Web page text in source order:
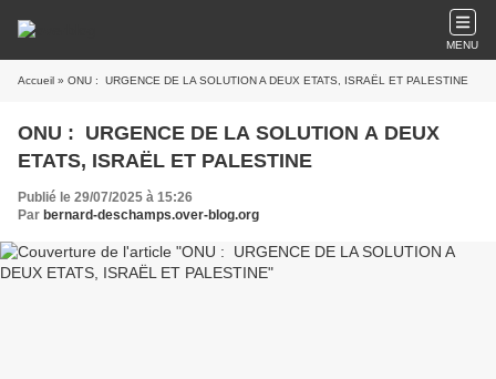
MENU
Accueil » ONU : URGENCE DE LA SOLUTION A DEUX ETATS, ISRAËL ET PALESTINE
ONU : URGENCE DE LA SOLUTION A DEUX
ETATS, ISRAËL ET PALESTINE
Publié le 29/07/2025 à 15:26
Par bernard-deschamps.over-blog.org